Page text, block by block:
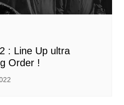
: Line Up ultra
Order !